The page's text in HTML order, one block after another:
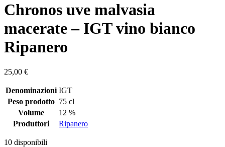
Chronos uve malvasia
macerate – IGT vino bianco
Ripanero
25,00 €
Denominazioni IGT
Peso prodotto 75 cl
Volume
12 %
Produttori
Ripanero
10 disponibili